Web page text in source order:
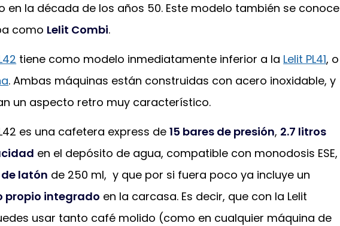
en la década de los años 50. Este modelo también se conoce
como Lelit Combi.
tiene como modelo inmediatamente inferior a la Lelit PL41, o
. Ambas máquinas están construidas con acero inoxidable, y
un aspecto retro muy característico.
es una cafetera express de15 bares de presión, 2.7 litros
en el depósito de agua, compatible con monodosis ESE,
latón de 250 ml, y que por si fuera poco ya incluye un
propio integrado en la carcasa. Es decir, que con la Lelit
usar tanto café molido (como en cualquier máquina de